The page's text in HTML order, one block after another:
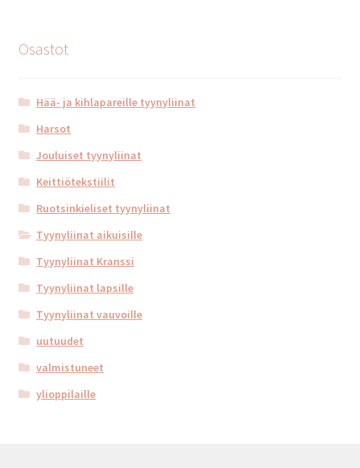
Osastot
Hää- ja kihlapareille tyynyliinat
Harsot
Jouluiset tyynyliinat
Keittiötekstiilit
Ruotsinkieliset tyynyliinat
Tyynyliinat aikuisille
Tyynyliinat Kranssi
Tyynyliinat lapsille
Tyynyliinat vauvoille
uutuudet
valmistuneet
ylioppilaille